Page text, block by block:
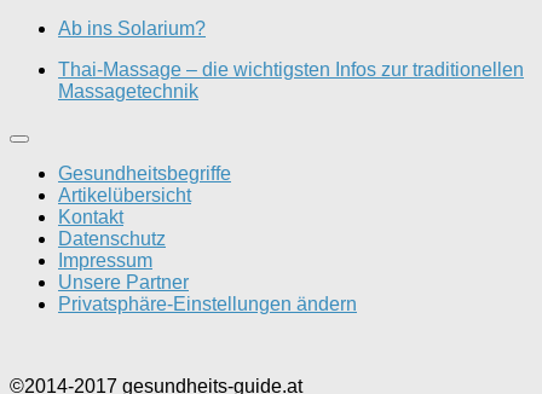
Ab ins Solarium?
Thai-Massage – die wichtigsten Infos zur traditionellen
Massagetechnik
Gesundheitsbegriffe
Artikelübersicht
Kontakt
Datenschutz
Impressum
Unsere Partner
Privatsphäre-Einstellungen ändern
©2014-2017 gesundheits-guide.at